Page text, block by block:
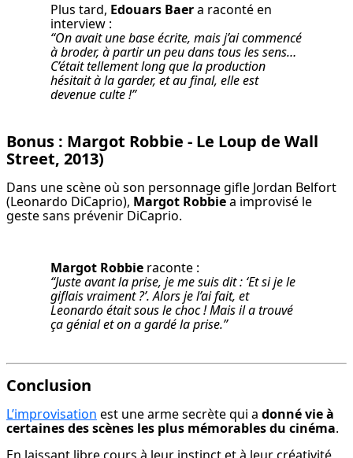
Plus tard, Edouars Baer a raconté en
“On avait une base écrite, mais j’ai commencé
à broder, à partir un peu dans tous les sens…
C’était tellement long que la production
hésitait à la garder, et au final, elle est
devenue culte !”
Bonus : Margot Robbie - Le Loup de Wall
Street, 2013)
Dans une scène où son personnage gifle Jordan Belfort
(Leonardo DiCaprio), Margot Robbie a improvisé le
geste sans prévenir DiCaprio.
Margot Robbie
“Juste avant la prise, je me suis dit : ‘Et si je le
giflais vraiment ?’. Alors je l’ai fait, et
Leonardo était sous le choc ! Mais il a trouvé
ça génial et on a gardé la prise.”
Conclusion
L’improvisation est une arme secrète qui a donné vie à
certaines des scènes les plus mémorables du cinéma.